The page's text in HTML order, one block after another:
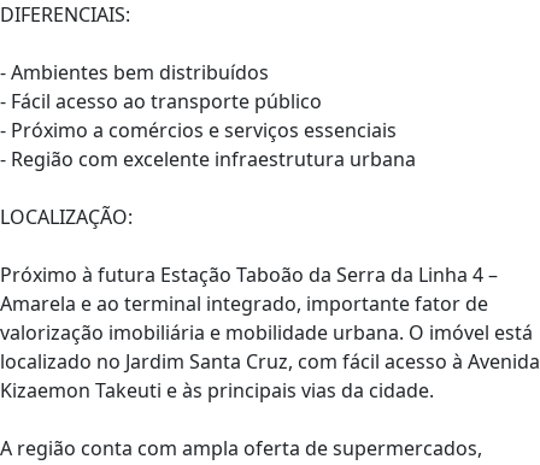
DIFERENCIAIS:
- Ambientes bem distribuídos
- Fácil acesso ao transporte público
- Próximo a comércios e serviços essenciais
- Região com excelente infraestrutura urbana
LOCALIZAÇÃO:
Próximo à futura Estação Taboão da Serra da Linha 4 –
Amarela e ao terminal integrado, importante fator de
valorização imobiliária e mobilidade urbana. O imóvel está
localizado no Jardim Santa Cruz, com fácil acesso à Avenida
Kizaemon Takeuti e às principais vias da cidade.
A região conta com ampla oferta de supermercados,